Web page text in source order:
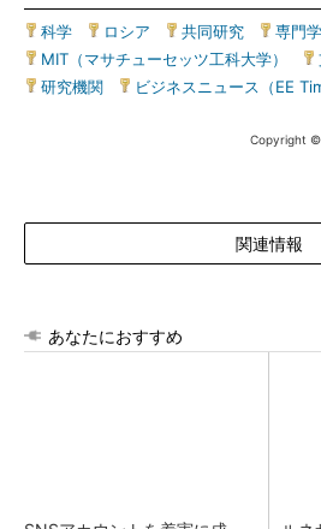
科学 ロシア 共同研究 専門
MIT（マサチューセッツ工科大学）
研究機関
ビジネスニュース（EE
Copyright ©
関連情報
あなたにおすすめ